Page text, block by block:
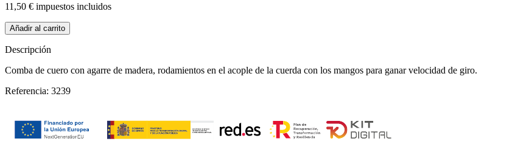
11,50 € impuestos incluidos
Añadir al carrito
Descripción
Comba de cuero con agarre de madera, rodamientos en el acople de la cuerda con los mangos para ganar velocidad de giro.
Referencia: 3239